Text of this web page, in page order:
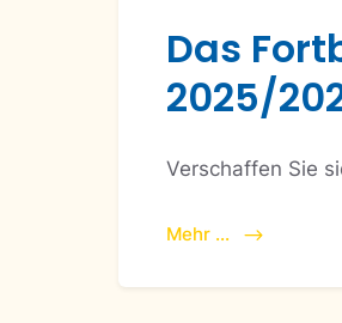
Das
2025/
Verschaffen Sie
Mehr ...